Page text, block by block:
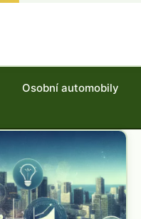
Osobní automobily